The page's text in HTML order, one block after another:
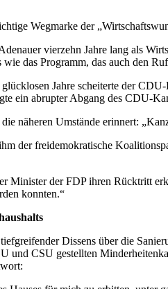
Wegmarke der
vierzehn Jahre lang als
das Programm, das auch den
Jahre scheiterte der
ein abrupter Abgang des CDU-
näheren Umstände erinnert:
der freidemokratische
Minister der FDP ihren Rücktritt
konnten.“
Dissens über die
und CSU gestellten